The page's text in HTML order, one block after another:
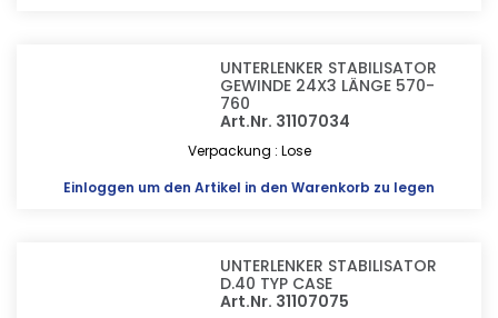
UNTERLENKER STABILISATOR
GEWINDE 24X3 LÄNGE 570-
760
Art.Nr. 31107034
Verpackung : Lose
Einloggen um den Artikel in den Warenkorb zu legen
UNTERLENKER STABILISATOR
D.40 TYP CASE
Art.Nr. 31107075